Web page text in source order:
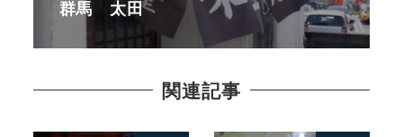
群馬 太田
関連記事